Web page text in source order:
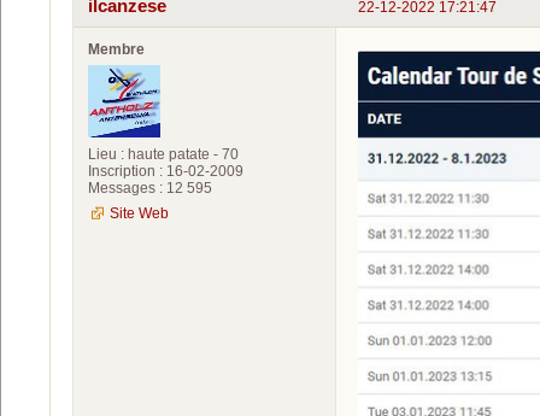
22-12-2022 17:21:47
ilcanzese
Membre
Lieu : haute patate - 70
Inscription : 16-02-2009
Messages : 12 595
Site Web